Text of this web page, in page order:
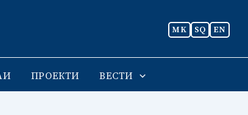
MK SQ EN
ПРОЕКТИ ВЕСТИ